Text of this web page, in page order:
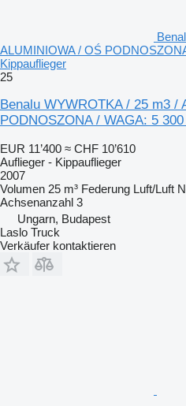
ALUMINIOWA / OŚ
Kippauflieger
25
Benalu WYWROTKA / 25 m3 /
PODNOSZONA / WAGA: 5
EUR 11’400 ≈ CHF 10’610
Auflieger - Kippauflieger
2007
Volumen 25 m³ Federung Luft/Luft
Achsenanzahl 3
Ungarn, Budapest
Laslo Truck
Verkäufer kontaktieren